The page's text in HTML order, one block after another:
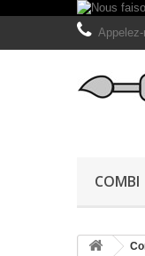
COMBI